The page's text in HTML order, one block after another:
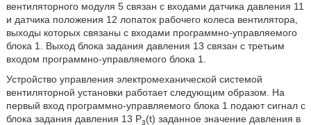
вентиляторного модуля 5 связан с входами датчика давления 11
и датчика положения 12 лопаток рабочего колеса вентилятора,
выходы которых связаны с входами программно-управляемого
блока 1. Выход блока задания давления 13 связан с третьим
входом программно-управляемого блока 1.
Устройство управления электромеханической системой
вентиляторной установки работает следующим образом. На
первый вход программно-управляемого блока 1 подают сигнал с
блока задания давления 13 Pз(t) заданное значение давления в